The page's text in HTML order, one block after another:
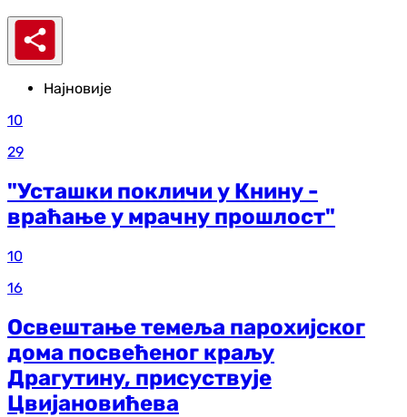
Најновије
10
29
"Усташки покличи у Книну -
враћање у мрачну прошлост"
10
16
Освештање темеља парохијског
дома посвећеног краљу
Драгутину, присуствује
Цвијановићева